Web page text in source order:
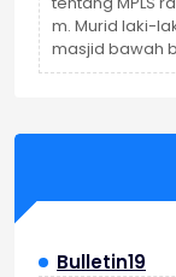
IX
Diri
m. Murid laki-
masjid bawah
Bulletin19